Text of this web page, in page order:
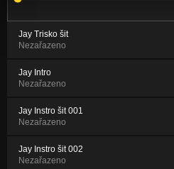
Jay Trisko šit
Nezařazeno
Jay Intro
Nezařazeno
Jay Instro šit 001
Nezařazeno
Jay Instro šit 002
Nezařazeno